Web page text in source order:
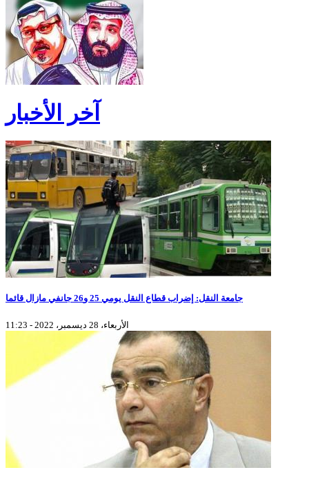
آخر الأخبار
جامعة النقل: إضراب قطاع النقل يومي 25 و26 جانفي مازال قائما
الأربعاء، 28 ديسمبر، 2022 - 11:23